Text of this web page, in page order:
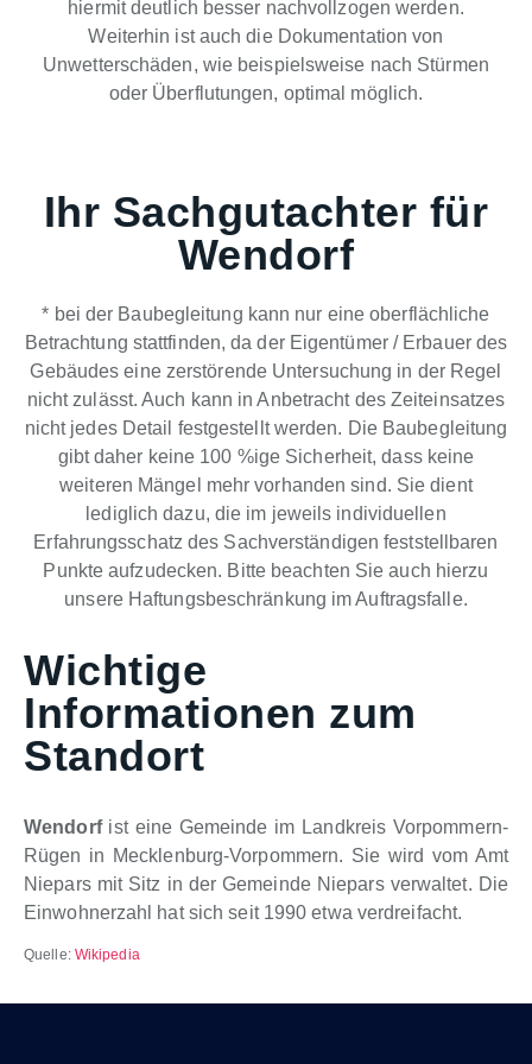
hiermit deutlich besser nachvollzogen werden.
Weiterhin ist auch die Dokumentation von
Unwetterschäden, wie beispielsweise nach Stürmen
oder Überflutungen, optimal möglich.
Ihr Sachgutachter für
Wendorf
* bei der Baubegleitung kann nur eine oberflächliche
Betrachtung stattfinden, da der Eigentümer / Erbauer des
Gebäudes eine zerstörende Untersuchung in der Regel
nicht zulässt. Auch kann in Anbetracht des Zeiteinsatzes
nicht jedes Detail festgestellt werden. Die Baubegleitung
gibt daher keine 100 %ige Sicherheit, dass keine
weiteren Mängel mehr vorhanden sind. Sie dient
lediglich dazu, die im jeweils individuellen
Erfahrungsschatz des Sachverständigen feststellbaren
Punkte aufzudecken. Bitte beachten Sie auch hierzu
unsere Haftungsbeschränkung im Auftragsfalle.
Wichtige
Informationen zum
Standort
Wendorfist eine Gemeinde im Landkreis Vorpommern-
Rügen in Mecklenburg-Vorpommern. Sie wird vom Amt
Niepars mit Sitz in der Gemeinde Niepars verwaltet. Die
Einwohnerzahl hat sich seit 1990 etwa verdreifacht.
Quelle: Wikipedia